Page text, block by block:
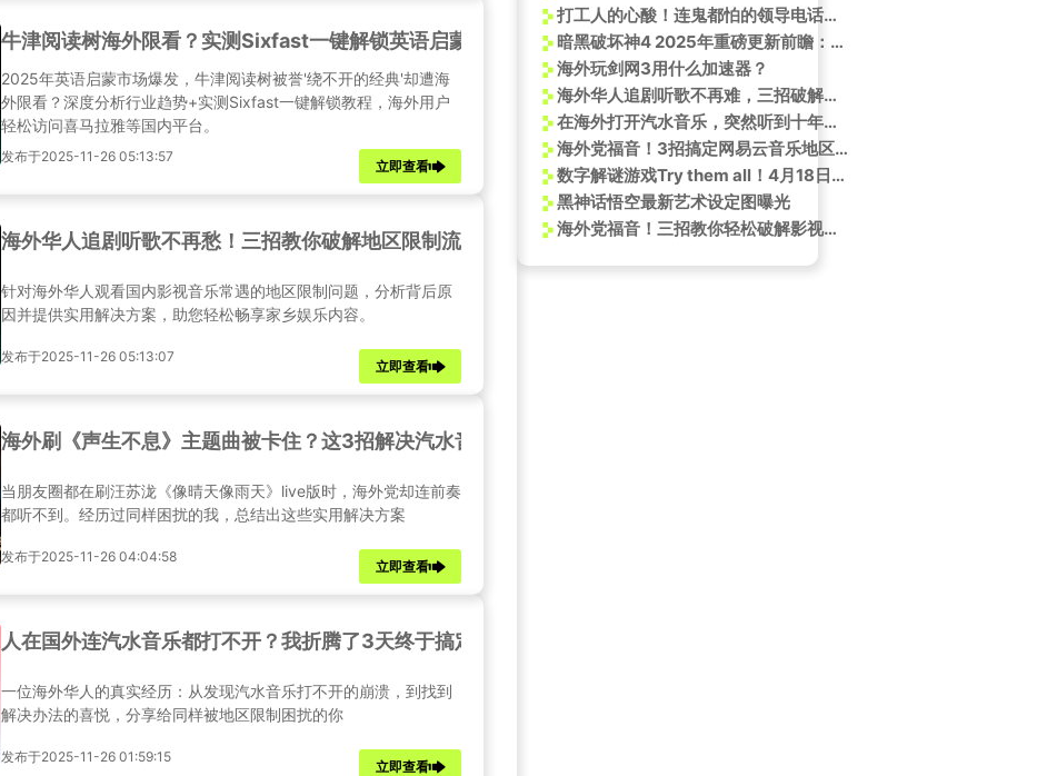
牛津阅读树海外限看？实测Sixfast一键解锁英语启蒙经典！
2025年英语启蒙市场爆发，牛津阅读树被誉'绕不开的经典'却遭海
外限看？深度分析行业趋势+实测Sixfast一键解锁教程，海外用户
轻松访问喜马拉雅等国内平台。
发布于2025-11-26 05:13:57
立即查看
海外华人追剧听歌不再愁！三招教你破解地区限制流畅看国内影视综艺
针对海外华人观看国内影视音乐常遇的地区限制问题，分析背后原
因并提供实用解决方案，助您轻松畅享家乡娱乐内容。
发布于2025-11-26 05:13:07
立即查看
海外刷《声生不息》主题曲被卡住？这3招解决汽水音乐打不开的尴尬
当朋友圈都在刷汪苏泷《像晴天像雨天》live版时，海外党却连前奏
都听不到。经历过同样困扰的我，总结出这些实用解决方案
发布于2025-11-26 04:04:58
立即查看
人在国外连汽水音乐都打不开？我折腾了3天终于搞定了，原来问题出在这
一位海外华人的真实经历：从发现汽水音乐打不开的崩溃，到找到
解决办法的喜悦，分享给同样被地区限制困扰的你
发布于2025-11-26 01:59:15
立即查看
打工人的心酸！连鬼都怕的领导电话，竟吓不倒他？诡才之道爆笑热映
暗黑破坏神4 2025年重磅更新前瞻：三大赛季革新与跨界联动
海外玩剑网3用什么加速器？
海外华人追剧听歌不再难，三招破解地区限制卡顿问题
在海外打开汽水音乐，突然听到十年前那首《YOUTH》，我差点哭了
海外党福音！3招搞定网易云音乐地区限制，歌词不同步、加载失败全解决
数字解谜游戏Try them all！4月18日登陆Steam
黑神话悟空最新艺术设定图曝光
海外党福音！三招教你轻松破解影视音乐地区限制，熬夜追剧不再愁